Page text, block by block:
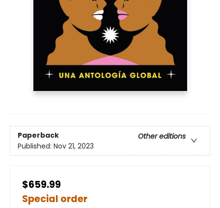
Paperback
Other editions
Published: Nov 21, 2023
$659.99
Special order